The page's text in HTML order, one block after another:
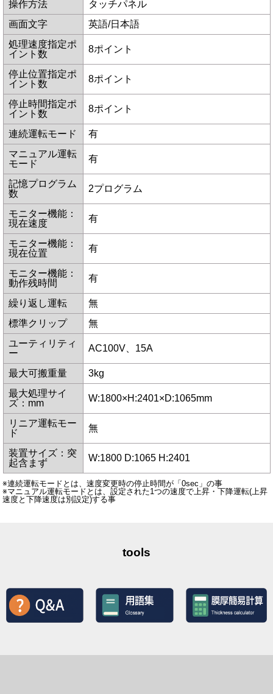
操作方法
タッチパネル
画面文字
英語/日本語
処理速度指定ポ
イント数
8ポイント
停止位置指定ポ
イント数
8ポイント
停止時間指定ポ
イント数
8ポイント
連続運転モード
有
マニュアル運転
モード
有
記憶プログラム
数
2プログラム
モニター機能：
現在速度
有
モニター機能：
現在位置
有
モニター機能：
動作残時間
有
繰り返し運転
無
標準クリップ
無
ユーティリティ
ー
AC100V、15A
最大可搬重量
3kg
最大処理サイ
ズ：mm
W:1800×H:2401×D:1065mm
リニア運転モー
ド
無
装置サイズ：突
起含まず
W:1800 D:1065 H:2401
※連続運転モードとは、速度変更時の停止時間が「0sec」の事
※マニュアル運転モードとは、設定された1つの速度で上昇・下降運転(上昇
速度と下降速度は別設定)する事
tools